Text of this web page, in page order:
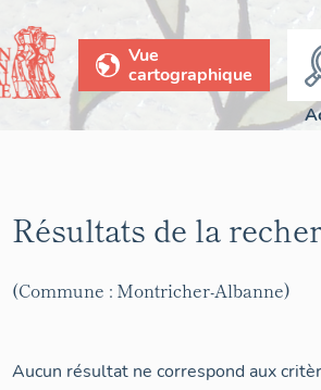
Vue
cartographique
Résultats de la
(Commune : Montricher-Albanne)
Aucun résultat ne correspond aux